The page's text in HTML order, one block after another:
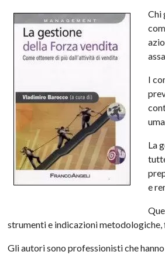
Chi
I
La
e
strumenti e indicazioni
Gli autori sono professionisti che